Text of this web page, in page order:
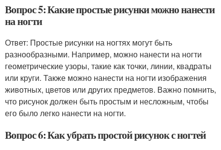
Вопрос 5: Какие простые рисунки можно нанести
на ногти
Ответ: Простые рисунки на ногтях могут быть
разнообразными. Например, можно нанести на ногти
геометрические узоры, такие как точки, линии, квадраты
или круги. Также можно нанести на ногти изображения
животных, цветов или других предметов. Важно помнить,
что рисунок должен быть простым и несложным, чтобы
его было легко нанести на ногти.
Вопрос 6: Как убрать простой рисунок с ногтей